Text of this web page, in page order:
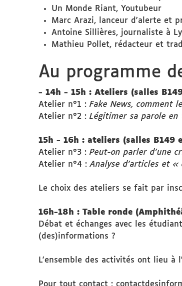
Un Monde Riant, Youtubeur
Marc Arazi, lanceur d'alerte et
Antoine Sillières, journaliste à
Mathieu Pollet, rédacteur et
Au programme
- 14h - 15h : Ateliers (salles
Atelier n°1 : Fake News, comment
Atelier n°2 : Légitimer sa parole
15h - 16h : ateliers (salles B149
Atelier n°3 : Peut-on parler d'une
Atelier n°4 :Analyse d'articles et «
Le choix des ateliers se fait par
16h-18h : Table ronde
Débat et échanges avec les
(des)informations ?
L'ensemble des activités ont lieu à
Pour tout contact :